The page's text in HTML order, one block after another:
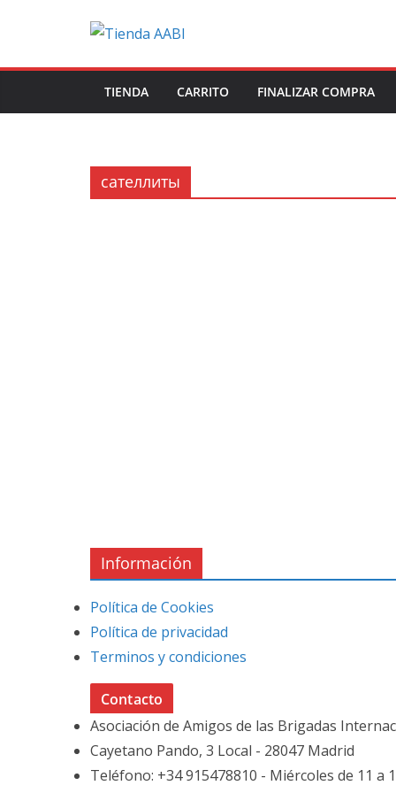
TIENDA CARRITO FINALIZAR COMPRA
сателлиты
Información
Política de Cookies
Política de privacidad
Terminos y condiciones
Contacto
Asociación de Amigos de las Brigadas
Cayetano Pando, 3 Local - 28047 Madrid
Teléfono: +34 915478810 - Miércoles de 11 a